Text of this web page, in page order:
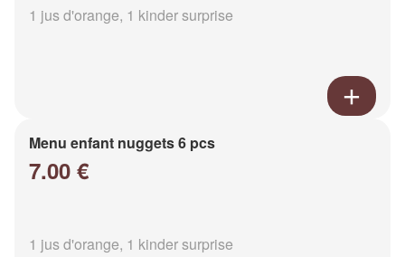
1 jus d'orange, 1 kinder surprise
Menu enfant nuggets 6 pcs
7.00 €
1 jus d'orange, 1 kinder surprise